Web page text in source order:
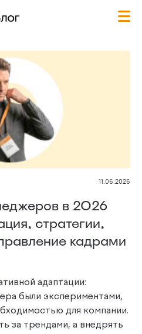
11.06.2026
в 2026
стратегии,
кадрами
адаптации:
были экспериментами,
для компании.
за трендами, а внедрять